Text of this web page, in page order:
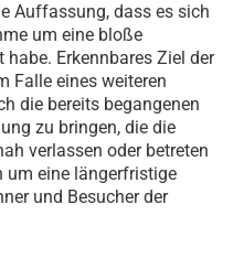
Auffassung, dass es sich
um eine bloße
Erkennbares Ziel der
Falle eines weiteren
die bereits begangenen
zu bringen, die die
verlassen oder betreten
um eine längerfristige
und Besucher der